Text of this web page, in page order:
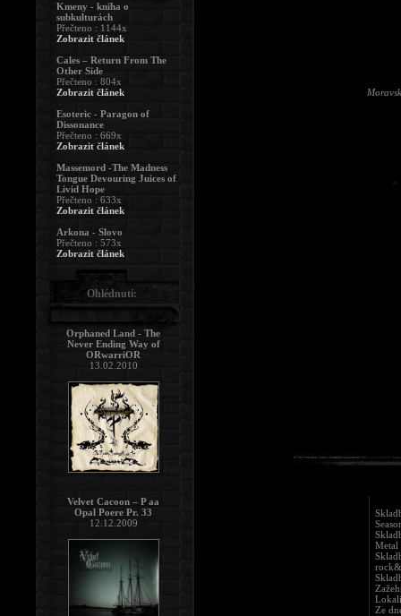
Metal
Ze
Kmeny - kniha o
subkulturách
Přečteno : 1144x
Zobrazit článek
Cales – Return From The
Other Side
Přečteno : 804x
Zobrazit článek
Esoteric - Paragon of
Dissonance
Přečteno : 669x
Zobrazit článek
Massemord -The Madness
Tongue Devouring Juices of
Livid Hope
Přečteno : 633x
Zobrazit článek
Arkona - Slovo
Přečteno : 573x
Zobrazit článek
Ohlédnutí:
Orphaned Land - The
Never Ending Way of
ORwarriOR
13.02.2010
Velvet Cacoon – P aa
Opal Poere Pr. 33
12.12.2009